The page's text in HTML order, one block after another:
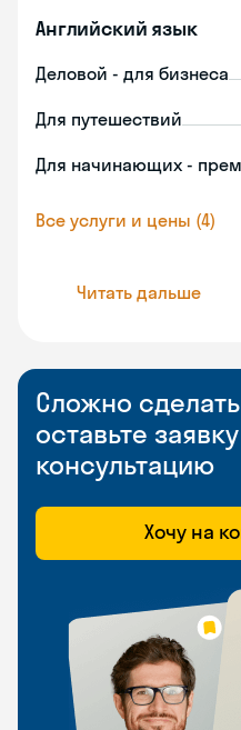
Английский язык
Деловой - для бизнеса
Для путешествий
Для начинающих -
Все услуги и цены (4)
Читать дальше
Сложно
оставьте
консультацию
Хочу на